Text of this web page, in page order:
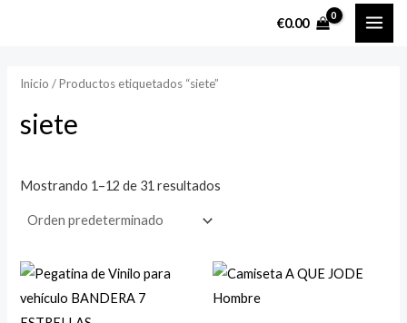
€0.00
i
m
Inicio / Productos etiquetados “siete”
siete
Mostrando 1–12 de 31 resultados